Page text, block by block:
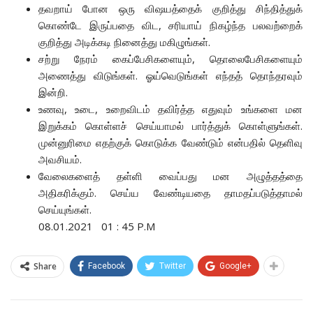
தவறாய் போன ஒரு விஷயத்தைக் குறித்து சிந்தித்துக்
கொண்டே இருப்பதை விட, சரியாய் நிகழ்ந்த பலவற்றைக்
குறித்து அடிக்கடி நினைத்து மகிழுங்கள்.
சற்று நேரம் கைப்பேசிகளையும், தொலைபேசிகளையும்
அணைத்து விடுங்கள். ஓய்வெடுங்கள் எந்தத் தொந்தரவும்
இன்றி.
உணவு, உடை, உறைவிடம் தவிர்த்த எதுவும் உங்களை மன
இறுக்கம் கொள்ளச் செய்யாமல் பார்த்துக் கொள்ளுங்கள்.
முன்னுரிமை எதற்குக் கொடுக்க வேண்டும் என்பதில் தெளிவு
அவசியம்.
வேலைகளைத் தள்ளி வைப்பது மன அழுத்தத்தை
அதிகரிக்கும். செய்ய வேண்டியதை தாமதப்படுத்தாமல்
செய்யுங்கள்.
08.01.2021 01 : 45 P.M
Share Facebook Twitter Google+